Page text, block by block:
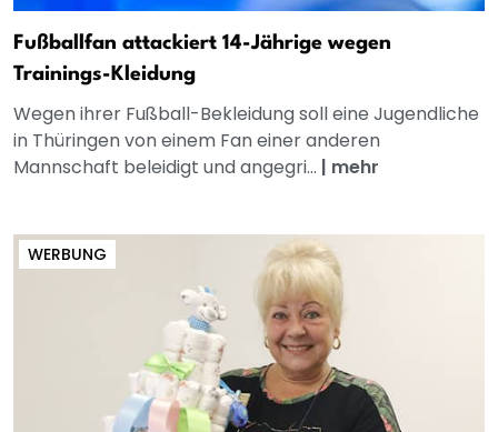
Fußballfan attackiert 14-Jährige wegen
Trainings-Kleidung
Wegen ihrer Fußball-Bekleidung soll eine Jugendliche
in Thüringen von einem Fan einer anderen
Mannschaft beleidigt und angegri... | mehr
WERBUNG